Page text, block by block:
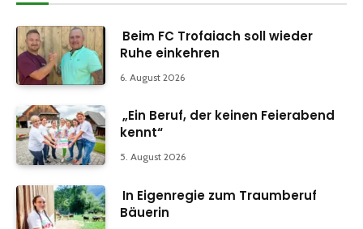
Beim FC Trofaiach soll wieder
Ruhe einkehren
6. August 2026
„Ein Beruf, der keinen Feierabend
kennt“
5. August 2026
In Eigenregie zum Traumberuf
Bäuerin